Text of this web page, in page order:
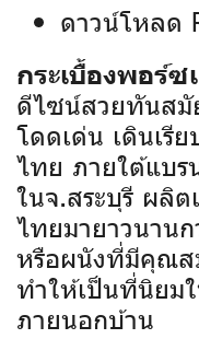
ดาวน์โหลด
กระเบื้องพอร์
ดีไซน์สวยทันสมั
โดดเด่น เดินเรี
ไทย ภายใต้แบร
ในจ.สระบุรี ผลิ
ไทยมายาวนาน
หรือผนังที่มีคุณส
ทำให้เป็นที่นิยม
ภายนอกบ้าน